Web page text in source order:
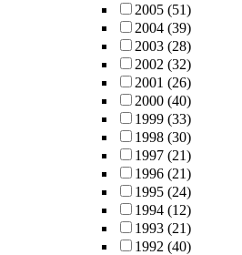
2005 (51)
2004 (39)
2003 (28)
2002 (32)
2001 (26)
2000 (40)
1999 (33)
1998 (30)
1997 (21)
1996 (21)
1995 (24)
1994 (12)
1993 (21)
1992 (40)